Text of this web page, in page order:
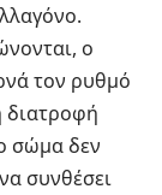
ο
τον ρυθμό
διατροφή
σώμα δεν
συνθέσει